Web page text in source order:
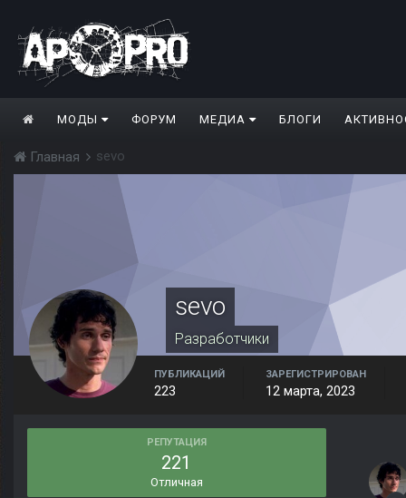
МОДЫ ФОРУМ МЕДИА БЛОГИ
Главная sevo
sevo
Разработчики
ПУБЛИКАЦИЙ
223
ЗАРЕГИСТРИРОВАН
12 марта, 2023
РЕПУТАЦИЯ
221
Отличная